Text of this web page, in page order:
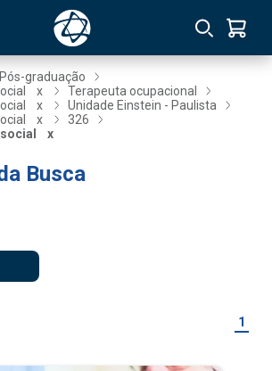
Pós-graduação
x
Terapeuta ocupacional
x
Unidade Einstein - Paulista
x
326
x
Busca
1